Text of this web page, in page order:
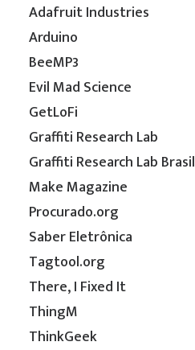
Adafruit Industries
Arduino
BeeMP3
Evil Mad Science
GetLoFi
Graffiti Research Lab
Graffiti Research Lab Brasil
Make Magazine
Procurado.org
Saber Eletrônica
Tagtool.org
There, I Fixed It
ThingM
ThinkGeek